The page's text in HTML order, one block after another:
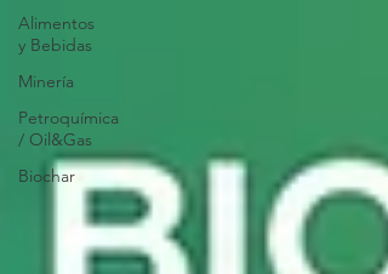
Alimentos
y Bebidas
Minería
Petroquímica
/ Oil&Gas
Biochar